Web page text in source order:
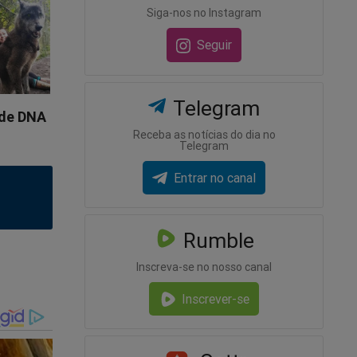
Siga-nos no Instagram
Seguir
Telegram
Receba as notícias do dia no
Telegram
Entrar no canal
Rumble
Inscreva-se no nosso canal
Inscrever-se